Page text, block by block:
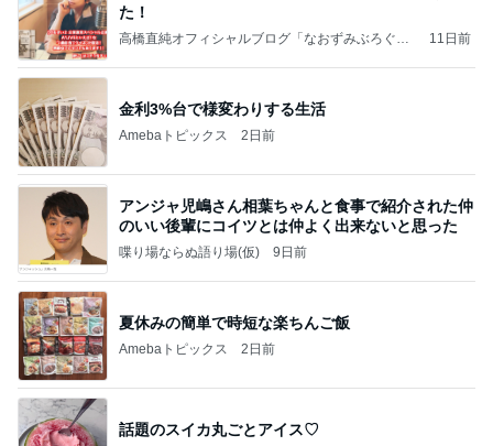
た！
高橋直純オフィシャルブログ「なおずみぶろぐ」
11日前
金利3%台で様変わりする生活
Amebaトピックス 2日前
アンジャ児嶋さん相葉ちゃんと食事で紹介された仲
のいい後輩にコイツとは仲よく出来ないと思った
喋り場ならぬ語り場(仮) 9日前
夏休みの簡単で時短な楽ちんご飯
Amebaトピックス 2日前
話題のスイカ丸ごとアイス♡